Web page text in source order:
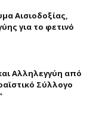
Aισιοδοξίας,
για το φετινό
Aλληλεγγύη από
Σύλλογο